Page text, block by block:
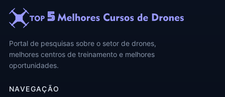
Portal de pesquisas sobre o setor de drones,
melhores centros de treinamento e melhores
oportunidades.
NAVEGAÇÃO